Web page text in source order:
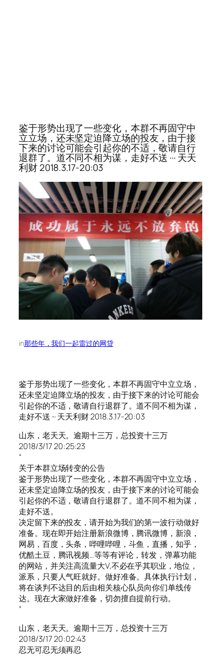
鉴于形势出现了一些变化，本群不再固守中
立立场，还未坚定迫降立场的投友，由于接
下来的讨论可能会引起你的不适，敬请自行
退群了。道不同不相为谋，走好不送 ··· 天天
利财 2018.3.17-20:03
in那些年，我们一起雷过的网贷
鉴于形势出现了一些变化，本群不再固守中立立场，
还未坚定迫降立场的投友，由于接下来的讨论可能会
引起你的不适，敬请自行退群了。道不同不相为谋，
走好不送 ··· 天天利财 2018.3.17-20:03
山东，老天天。逾期十三万，总投资十三万
2018/3/17 20:25:23
“
关于本群立场转变的公告
鉴于形势出现了一些变化，本群不再固守中立立场，
还未坚定迫降立场的投友，由于接下来的讨论可能会
引起你的不适，敬请自行退群了。道不同不相为谋，
走好不送。
决定留下来的投友，请开始为我们的第一波行动做好
准备。现在即开始注册新浪微博，腾讯微博，新浪，
网易，百度，头条，哔哩哔哩，斗鱼，直播，知乎，
优酷土豆，腾讯视频…等等有评论，转发，弹幕功能
的网站，并关注高流量大V,不必在乎其职业，地位，
派系，只要人气旺就好。做好准备。具体执行计划，
将在谈判不达目的后由相关核心队员向你们单线传
达。现在大家做好准备，切勿擅自提前行动。
”
山东，老天天。逾期十三万，总投资十三万
2018/3/17 20:02:43
忍无可忍无须再忍